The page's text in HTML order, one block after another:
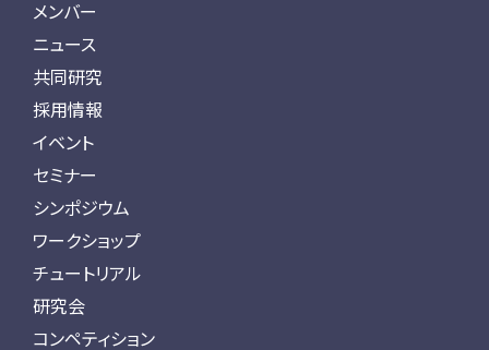
メンバー
ニュース
共同研究
採用情報
イベント
セミナー
シンポジウム
ワークショップ
チュートリアル
研究会
コンペティション